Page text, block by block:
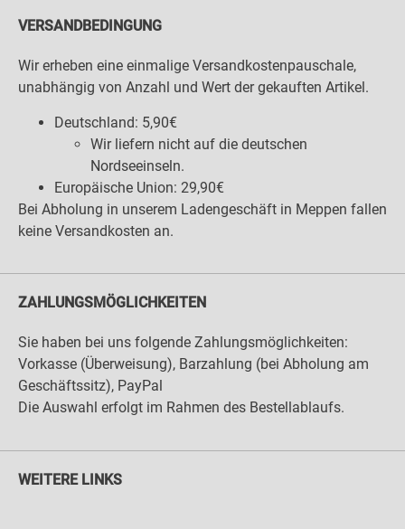
VERSANDBEDINGUNG
Wir erheben eine einmalige Versandkostenpauschale,
unabhängig von Anzahl und Wert der gekauften Artikel.
Deutschland: 5,90€
Wir liefern nicht auf die deutschen
Nordseeinseln.
Europäische Union: 29,90€
Bei Abholung in unserem Ladengeschäft in Meppen fallen
keine Versandkosten an.
ZAHLUNGSMÖGLICHKEITEN
Sie haben bei uns folgende Zahlungsmöglichkeiten:
Vorkasse (Überweisung), Barzahlung (bei Abholung am
Geschäftssitz), PayPal
Die Auswahl erfolgt im Rahmen des Bestellablaufs.
WEITERE LINKS